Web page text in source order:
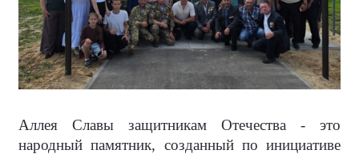
Аллея Славы защитникам Отечества - это
народный памятник, созданный по инициативе